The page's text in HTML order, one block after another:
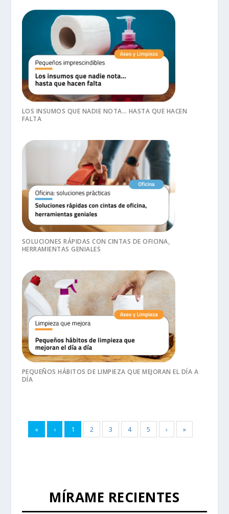
LOS INSUMOS QUE NADIE NOTA… HASTA QUE HACEN
FALTA
SOLUCIONES RÁPIDAS CON CINTAS DE OFICINA,
HERRAMIENTAS GENIALES
PEQUEÑOS HÁBITOS DE LIMPIEZA QUE MEJORAN EL DÍA A
DÍA
« ‹ 1 2 3 4 5 › »
MÍRAME RECIENTES